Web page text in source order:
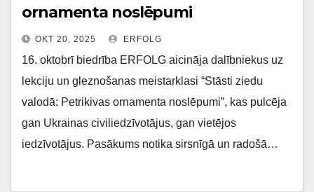
ornamenta noslēpumi
OKT 20, 2025 ERFOLG
16. oktobrī biedrība ERFOLG aicināja dalībniekus uz
lekciju un gleznošanas meistarklasi “Stāsti ziedu
valodā: Petrikivas ornamenta noslēpumi”, kas pulcēja
gan Ukrainas civiliedzīvotājus, gan vietējos
iedzīvotājus. Pasākums notika sirsnīgā un radošā…